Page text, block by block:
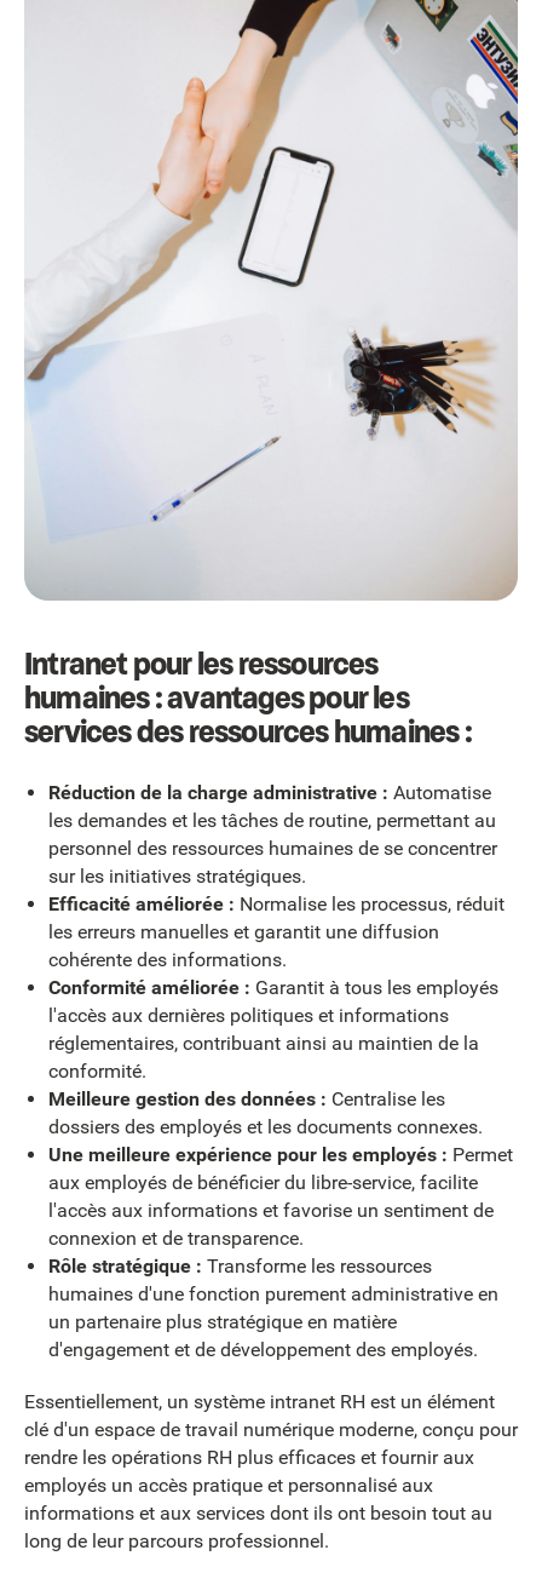
Intranet pour les ressources
humaines : avantages pour les
services des ressources humaines :
Réduction de la charge administrative : Automatise
les demandes et les tâches de routine, permettant au
personnel des ressources humaines de se concentrer
sur les initiatives stratégiques.
Efficacité améliorée : Normalise les processus, réduit
les erreurs manuelles et garantit une diffusion
cohérente des informations.
Conformité améliorée : Garantit à tous les employés
l'accès aux dernières politiques et informations
réglementaires, contribuant ainsi au maintien de la
conformité.
Meilleure gestion des données : Centralise les
dossiers des employés et les documents connexes.
Une meilleure expérience pour les employés : Permet
aux employés de bénéficier du libre-service, facilite
l'accès aux informations et favorise un sentiment de
connexion et de transparence.
Rôle stratégique : Transforme les ressources
humaines d'une fonction purement administrative en
un partenaire plus stratégique en matière
d'engagement et de développement des employés.
Essentiellement, un système intranet RH est un élément
clé d'un espace de travail numérique moderne, conçu pour
rendre les opérations RH plus efficaces et fournir aux
employés un accès pratique et personnalisé aux
informations et aux services dont ils ont besoin tout au
long de leur parcours professionnel.